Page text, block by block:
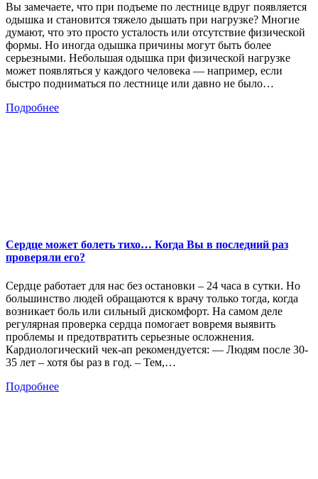
Вы замечаете, что при подъеме по лестнице вдруг появляется
одышка и становится тяжело дышать при нагрузке? Многие
думают, что это просто усталость или отсутствие физической
формы. Но иногда одышка причины могут быть более
серьезными. Небольшая одышка при физической нагрузке
может появляться у каждого человека — например, если
быстро подниматься по лестнице или давно не было…
Подробнее
Сердце может болеть тихо… Когда Вы в последний раз
проверяли его?
Сердце работает для нас без остановки – 24 часа в сутки. Но
большинство людей обращаются к врачу только тогда, когда
возникает боль или сильный дискомфорт. На самом деле
регулярная проверка сердца помогает вовремя выявить
проблемы и предотвратить серьезные осложнения.
Кардиологический чек-ап рекомендуется: — Людям после 30-
35 лет – хотя бы раз в год. – Тем,…
Подробнее